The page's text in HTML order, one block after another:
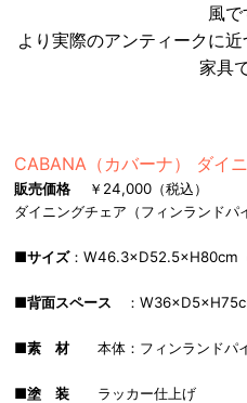
風で
より実際のアンティークに
家具
CABANA（カバーナ） ダイ
販売価格 ￥24,000（税込）
ダイニングチェア（フィンランドパ
■サイズ：W46.3×D52.5×H80cm
■背面スペース ：
■素 材本体：フィンランドパ
■塗 装 ラッカー仕上げ